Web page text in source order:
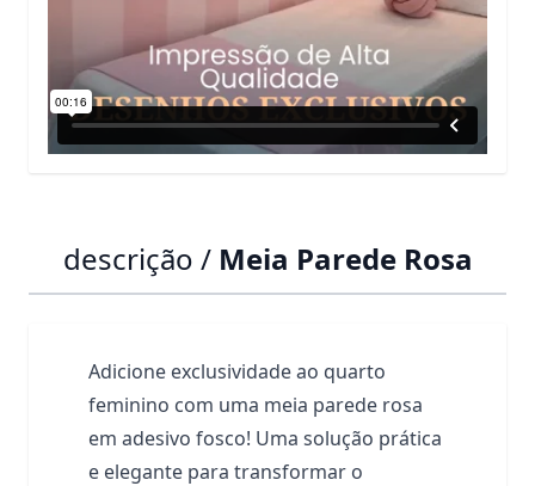
descrição / Meia Parede Rosa
Adicione exclusividade ao quarto
feminino com uma meia parede rosa
em adesivo fosco! Uma solução prática
e elegante para transformar o